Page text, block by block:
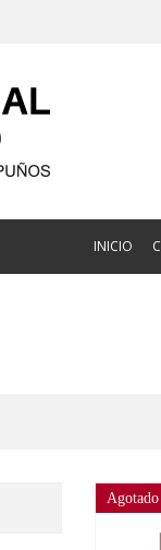
INICIO
Agotado